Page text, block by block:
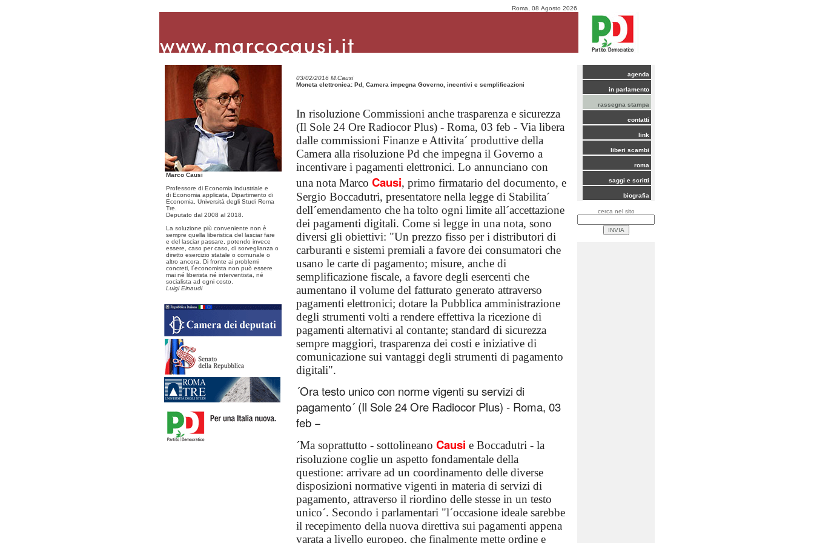
Roma, 08 Agosto 2026
Marco Causi
Professore di Economia industriale e
di Economia applicata, Dipartimento di
Economia, Università degli Studi Roma
Tre.
Deputato dal 2008 al 2018.
La soluzione più conveniente non è
sempre quella liberistica del lasciar fare
e del lasciar passare, potendo invece
essere, caso per caso, di sorveglianza o
diretto esercizio statale o comunale o
altro ancora. Di fronte ai problemi
concreti, l´economista non può essere
mai né liberista né interventista, né
socialista ad ogni costo.
Luigi Einaudi
03/02/2016 M.Causi
Moneta elettronica: Pd, Camera impegna Governo, incentivi e semplificazioni
In risoluzione Commissioni anche trasparenza e sicurezza
(Il Sole 24 Ore Radiocor Plus) - Roma, 03 feb - Via libera
dalle commissioni Finanze e Attivita´ produttive della
Camera alla risoluzione Pd che impegna il Governo a
incentivare i pagamenti elettronici. Lo annunciano con
una nota Marco Causi, primo firmatario del documento, e
Sergio Boccadutri, presentatore nella legge di Stabilita´
dell´emendamento che ha tolto ogni limite all´accettazione
dei pagamenti digitali. Come si legge in una nota, sono
diversi gli obiettivi: "Un prezzo fisso per i distributori di
carburanti e sistemi premiali a favore dei consumatori che
usano le carte di pagamento; misure, anche di
semplificazione fiscale, a favore degli esercenti che
aumentano il volume del fatturato generato attraverso
pagamenti elettronici; dotare la Pubblica amministrazione
degli strumenti volti a rendere effettiva la ricezione di
pagamenti alternativi al contante; standard di sicurezza
sempre maggiori, trasparenza dei costi e iniziative di
comunicazione sui vantaggi degli strumenti di pagamento
digitali".
´Ora testo unico con norme vigenti su servizi di
pagamento´ (Il Sole 24 Ore Radiocor Plus) - Roma, 03
feb −
´Ma soprattutto - sottolineano Causi e Boccadutri - la
risoluzione coglie un aspetto fondamentale della
questione: arrivare ad un coordinamento delle diverse
disposizioni normative vigenti in materia di servizi di
pagamento, attraverso il riordino delle stesse in un testo
unico´. Secondo i parlamentari "l´occasione ideale sarebbe
il recepimento della nuova direttiva sui pagamenti appena
varata a livello europeo, che finalmente mette ordine e
agenda
in parlamento
rassegna stampa
contatti
link
liberi scambi
roma
saggi e scritti
biografia
cerca nel sito